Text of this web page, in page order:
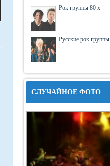
Рок группы 80 х
Русские рок группы
СЛУЧАЙНОЕ ФОТО